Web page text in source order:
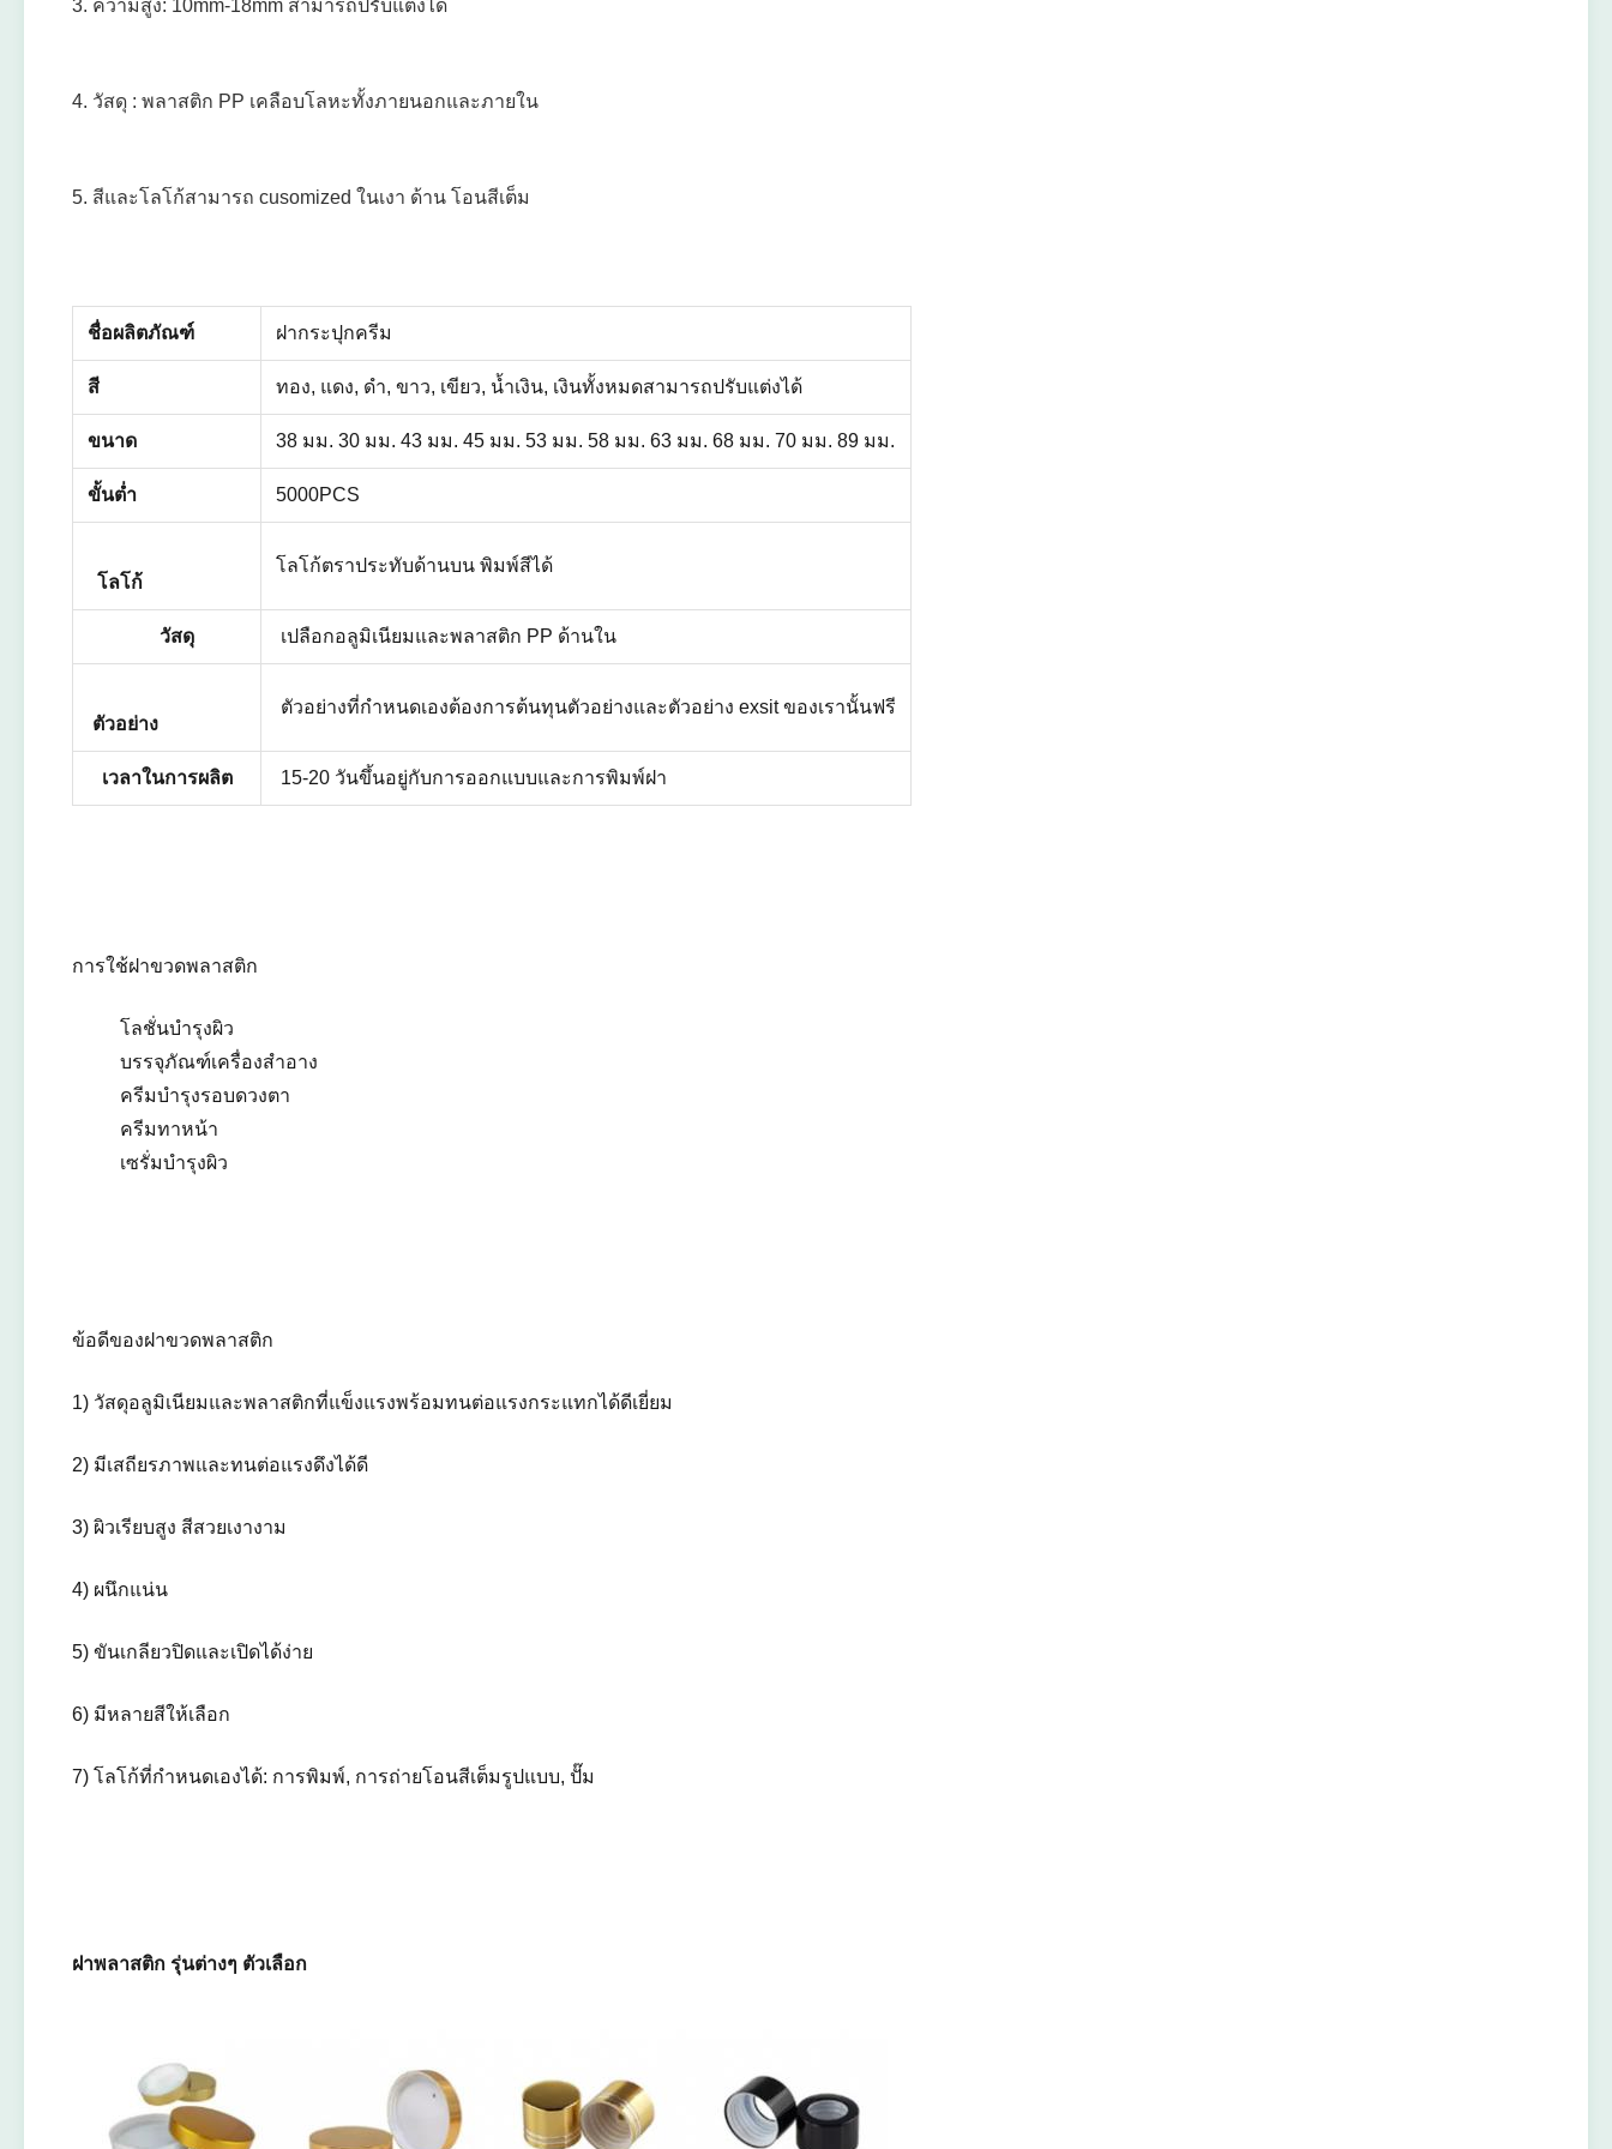
3. ความสูง: 10mm-18mm สามารถปรับแต่งได้
4. วัสดุ : พลาสติก PP เคลือบโลหะทั้งภายนอกและภายใน
5. สีและโลโก้สามารถ cusomized ในเงา ด้าน โอนสีเต็ม
ชื่อผลิตภัณฑ์ ฝากระปุกครีม
สี ทอง, แดง, ดำ, ขาว, เขียว, น้ำเงิน, เงินทั้งหมดสามารถปรับแต่งได้
ขนาด 38 มม. 30 มม. 43 มม. 45 มม. 53 มม. 58 มม. 63 มม. 68 มม. 70 มม. 89 มม.
ขั้นต่ำ 5000PCS
โลโก้
โลโก้ตราประทับด้านบน พิมพ์สีได้
วัสดุ เปลือกอลูมิเนียมและพลาสติก PP ด้านใน
ตัวอย่าง
ตัวอย่างที่กำหนดเองต้องการต้นทุนตัวอย่างและตัวอย่าง exsit ของเรานั้นฟรี
เวลาในการผลิต 15-20 วันขึ้นอยู่กับการออกแบบและการพิมพ์ฝา
การใช้ฝาขวดพลาสติก
โลชั่นบำรุงผิว
บรรจุภัณฑ์เครื่องสำอาง
ครีมบำรุงรอบดวงตา
ครีมทาหน้า
เซรั่มบำรุงผิว
ข้อดีของฝาขวดพลาสติก
1) วัสดุอลูมิเนียมและพลาสติกที่แข็งแรงพร้อมทนต่อแรงกระแทกได้ดีเยี่ยม
2) มีเสถียรภาพและทนต่อแรงดึงได้ดี
3) ผิวเรียบสูง สีสวยเงางาม
4) ผนึกแน่น
5) ขันเกลียวปิดและเปิดได้ง่าย
6) มีหลายสีให้เลือก
7) โลโก้ที่กำหนดเองได้: การพิมพ์, การถ่ายโอนสีเต็มรูปแบบ, ปั๊ม
ฝาพลาสติก รุ่นต่างๆ ตัวเลือก